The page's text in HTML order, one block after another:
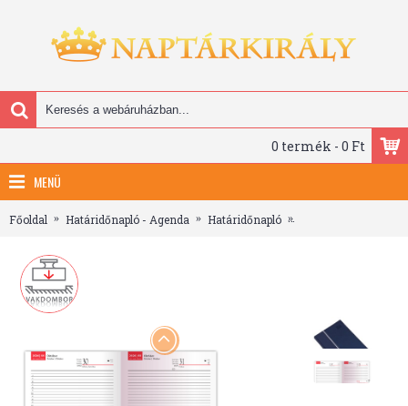
0 termék - 0 Ft
MENÜ
Főoldal Határidőnapló - Agenda Határidőnapló